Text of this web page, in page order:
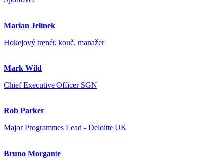
Marian Jelínek
Hokejový trenér, kouč, manažer
Mark Wild
Chief Executive Officer SGN
Rob Parker
Major Programmes Lead - Deloitte UK
Bruno Morgante